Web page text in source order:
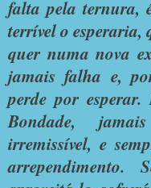
falta pela ternura,
terrível o
quer numa nova
jamais falha e,
perde por
Bondade,
irremissível, e